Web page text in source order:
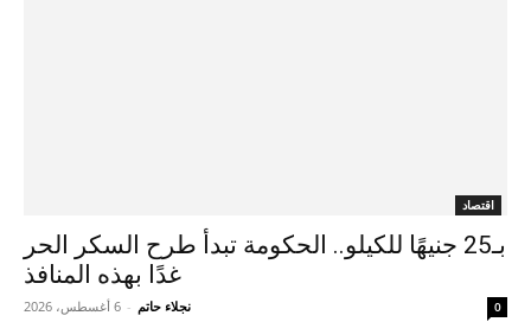
اقتصاد
بـ25 جنيهًا للكيلو.. الحكومة تبدأ طرح السكر الحر
غدًا بهذه المنافذ
نجلاء حاتم - 6 أغسطس، 2026 0